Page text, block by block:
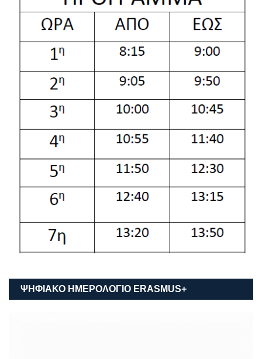
ΨΗΦΙΑΚΟ ΗΜΕΡΟΛΟΓΙΟ ΕRASMUS+